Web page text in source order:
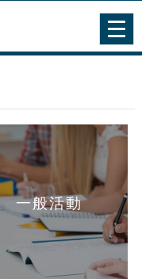
一般活動